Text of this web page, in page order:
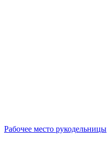
Рабочее место рукодельницы